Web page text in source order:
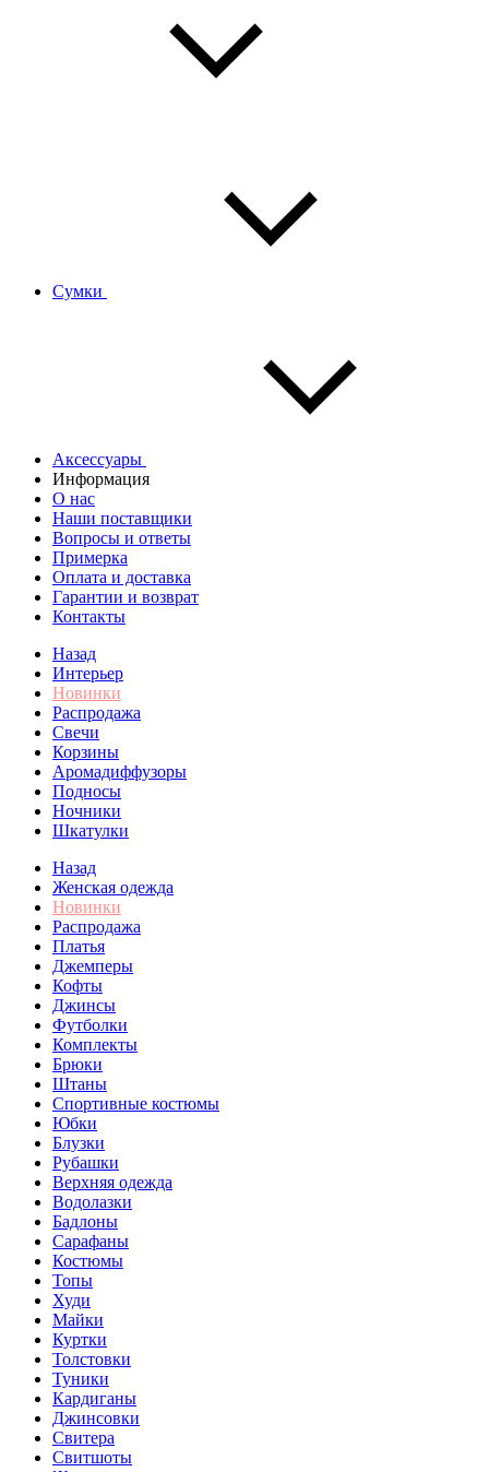
Сумки
Аксессуары
Информация
О нас
Наши поставщики
Вопросы и ответы
Примерка
Оплата и доставка
Гарантии и возврат
Контакты
Назад
Интерьер
Новинки
Распродажа
Свечи
Корзины
Аромадиффузоры
Подносы
Ночники
Шкатулки
Назад
Женская одежда
Новинки
Распродажа
Платья
Джемперы
Кофты
Джинсы
Футболки
Комплекты
Брюки
Штаны
Спортивные костюмы
Юбки
Блузки
Рубашки
Верхняя одежда
Водолазки
Бадлоны
Сарафаны
Костюмы
Топы
Худи
Майки
Куртки
Толстовки
Туники
Кардиганы
Джинсовки
Свитера
Свитшоты